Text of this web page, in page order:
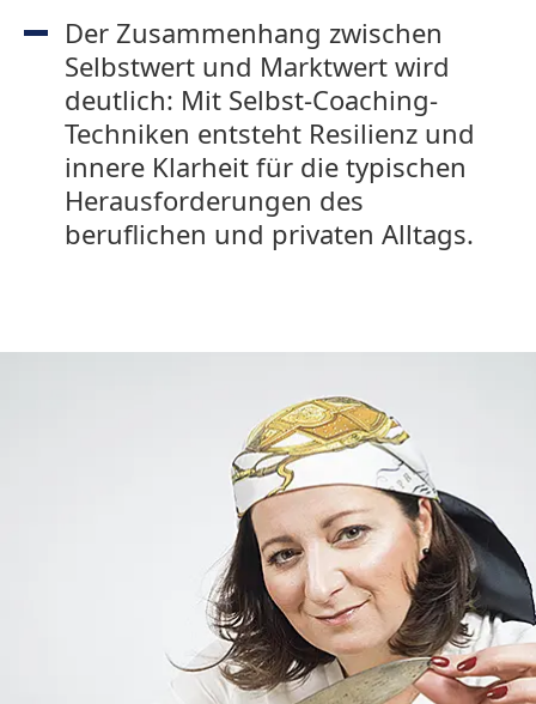
Der Zusammenhang zwischen
Selbstwert und Marktwert wird
deutlich: Mit Selbst-Coaching-
Techniken entsteht Resilienz und
innere Klarheit für die typischen
Herausforderungen des
beruflichen und privaten Alltags.